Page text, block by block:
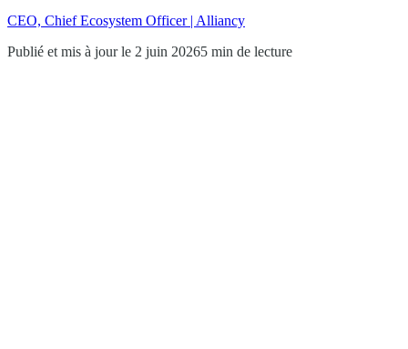
CEO, Chief Ecosystem Officer | Alliancy
Publié et mis à jour le 2 juin 20265 min de lecture